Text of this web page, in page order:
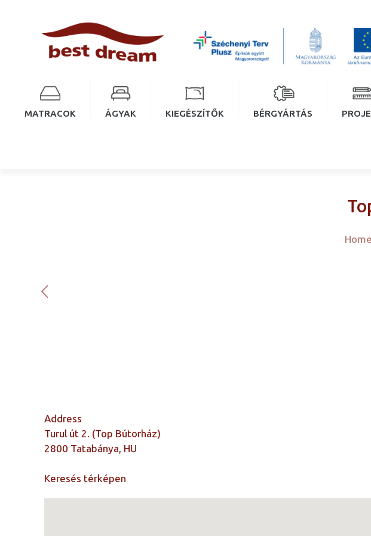
MATRACOK ÁGYAK KIEGÉSZÍTŐK BÉRGYÁRTÁS
Home
Address
Turul út 2. (Top Bútorház)
2800 Tatabánya, HU
Keresés térképen